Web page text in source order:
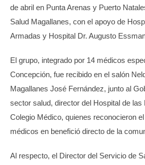
de abril en Punta Arenas y Puerto
Salud Magallanes, con el apoyo de
Armadas y Hospital Dr. Augusto
El grupo, integrado por 14 médicos
Concepción, fue recibido en el salón
Magallanes José Fernández, junto al
sector salud, director del Hospital de
Colegio Médico, quienes reconocieron
médicos en benefició directo de la
Al respecto, el Director del Servicio de